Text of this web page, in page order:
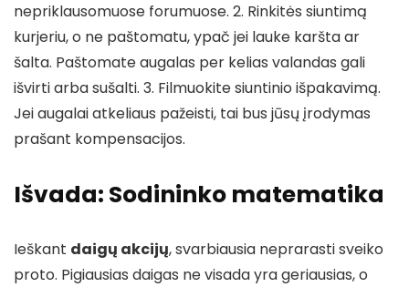
nepriklausomuose forumuose. 2. Rinkitės siuntimą
kurjeriu, o ne paštomatu, ypač jei lauke karšta ar
šalta. Paštomate augalas per kelias valandas gali
išvirti arba sušalti. 3. Filmuokite siuntinio išpakavimą.
Jei augalai atkeliaus pažeisti, tai bus jūsų įrodymas
prašant kompensacijos.
Išvada: Sodininko matematika
Ieškant daigų akcijų, svarbiausia neprarasti sveiko
proto. Pigiausias daigas ne visada yra geriausias, o